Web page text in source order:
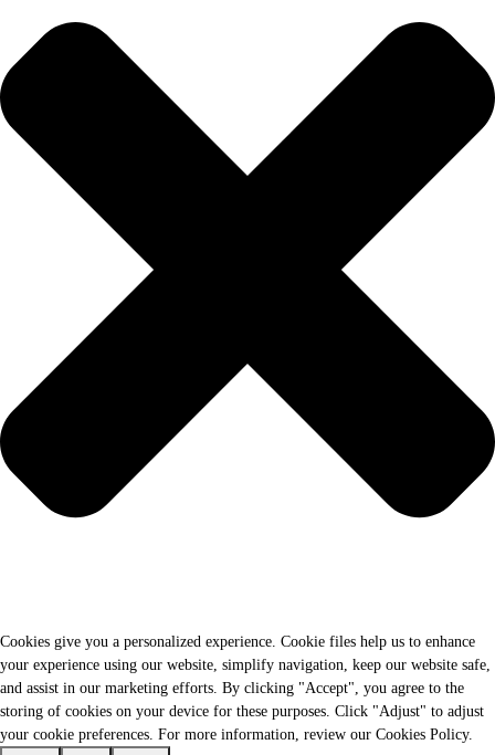
Cookies give you a personalized experience. Cookie files help us to enhance
your experience using our website, simplify navigation, keep our website safe,
and assist in our marketing efforts. By clicking "Accept", you agree to the
storing of cookies on your device for these purposes. Click "Adjust" to adjust
your cookie preferences. For more information, review our Cookies Policy.